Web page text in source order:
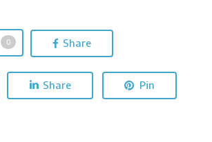
0 Share
Share Pin